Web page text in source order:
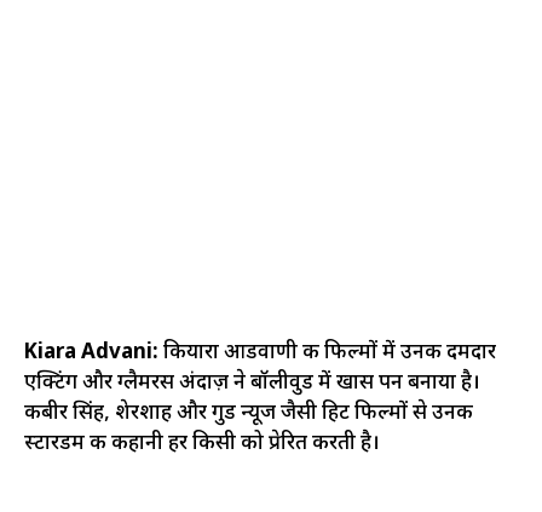
Kiara Advani: कियारा आडवाणी की फिल्मों में उनकी दमदार
एक्टिंग और ग्लैमरस अंदाज़ ने बॉलीवुड में खास पन बनाया है।
कबीर सिंह, शेरशाह और गुड न्यूज जैसी हिट फिल्मों से उनकी
स्टारडम की कहानी हर किसी को प्रेरित करती है।